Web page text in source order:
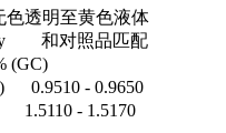
至黄色液体
和对照品匹配
0.9510 - 0.9650
- 1.5170